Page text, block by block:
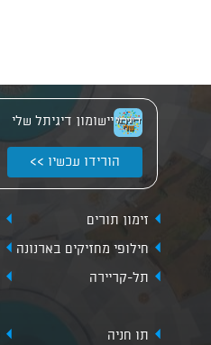
יישומון דיגיתל שלי
הורידו עכשיו >>
זימון תורים
חילופי מחזיקים בארנונה
תל-קריירה
תו חניה